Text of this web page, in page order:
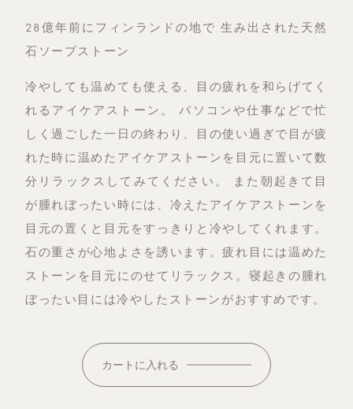
28億年前にフィンランドの地で 生み出された天然
石ソープストーン
冷やしても温めても使える、目の疲れを和らげてく
れるアイケアストーン。 パソコンや仕事などで忙
しく過ごした一日の終わり、目の使い過ぎで目が疲
れた時に温めたアイケアストーンを目元に置いて数
分リラックスしてみてください。 また朝起きて目
が腫れぼったい時には、冷えたアイケアストーンを
目元の置くと目元をすっきりと冷やしてくれます。
石の重さが心地よさを誘います。疲れ目には温めた
ストーンを目元にのせてリラックス。寝起きの腫れ
ぼったい目には冷やしたストーンがおすすめです。